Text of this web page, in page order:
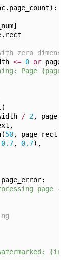
zero
<= 0 or
Page
/ 2,
50,
0. 7, 0. 7),
page_error:
page